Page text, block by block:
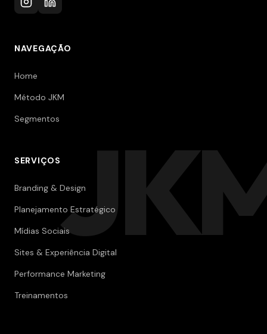
NAVEGAÇÃO
Home
Método JKM
Segmentos
SERVIÇOS
Branding & Design
Planejamento Estratégico
Mídias Sociais
Sites & Experiência Digital
Performance Marketing
Treinamentos